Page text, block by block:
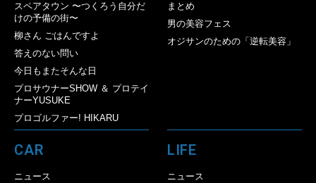
スペアタウン 〜つくろう自分だ
けの予備の街〜
柳さん ごはんですよ
答えのない問い
今日もまたそんな日
プロサウナーSHOW ＆ プロテイ
ナーYUSUKE
プロゴルファー! HIKARU
まとめ
男の美容フェス
オジサンのための「逆転美容」
CAR
ニュース
LIFE
ニュース